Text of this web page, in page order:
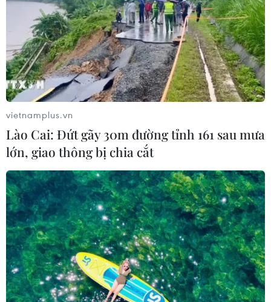
vietnamplus.vn
Lào Cai: Đứt gãy 30m đường tỉnh 161 sau mưa
lớn, giao thông bị chia cắt